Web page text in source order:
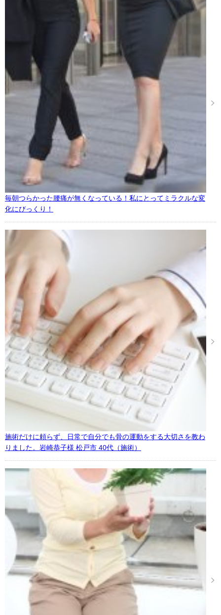
毎朝つらかった腰痛が無くなっている！私にとってミラクルな変
化にびっくり！
施術だけに頼らず、日常で自分でも骨の運動をする大切さを教わ
りました。岩崎恭子様 松戸市 40代（施術）